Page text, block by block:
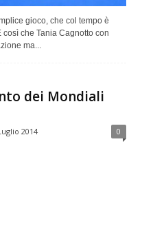
gioco, che col tempo è
che Tania Cagnotto con
ma...
dei Mondiali
2014 0